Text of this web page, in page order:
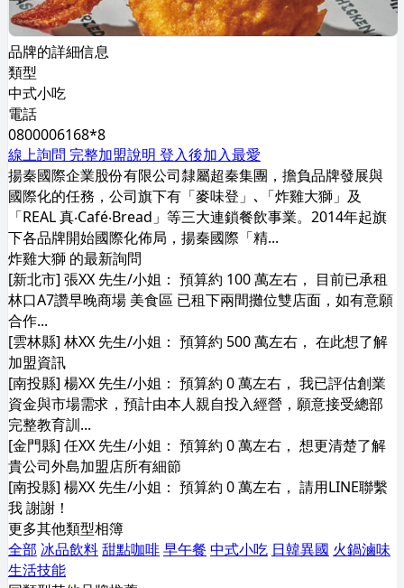
品牌的詳細信息
類型
中式小吃
電話
0800006168*8
線上詢問 完整加盟說明 登入後加入最愛
揚秦國際企業股份有限公司隸屬超秦集團，擔負品牌發展與
國際化的任務，公司旗下有「麥味登」､「炸雞大獅」及
「REAL 真‧Café‧Bread」等三大連鎖餐飲事業。2014年起旗
下各品牌開始國際化佈局，揚秦國際「精...
炸雞大獅 的最新詢問
[新北市] 張XX 先生/小姐： 預算約 100 萬左右， 目前已承租
林口A7讚早晚商場 美食區 已租下兩間攤位雙店面，如有意願
合作...
[雲林縣] 林XX 先生/小姐： 預算約 500 萬左右， 在此想了解
加盟資訊
[南投縣] 楊XX 先生/小姐： 預算約 0 萬左右， 我已評估創業
資金與市場需求，預計由本人親自投入經營，願意接受總部
完整教育訓...
[金門縣] 任XX 先生/小姐： 預算約 0 萬左右， 想更清楚了解
貴公司外島加盟店所有細節
[南投縣] 楊XX 先生/小姐： 預算約 0 萬左右， 請用LINE聯繫
我 謝謝！
更多其他類型相簿
全部 冰品飲料甜點咖啡早午餐 中式小吃 日韓異國 火鍋滷味
生活技能